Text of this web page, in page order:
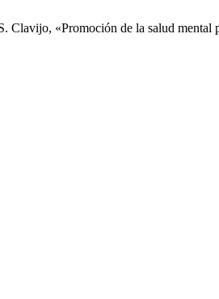
«Promoción de la salud mental